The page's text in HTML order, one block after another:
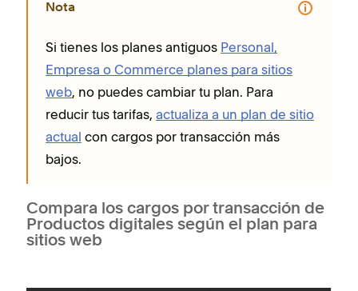
Nota
Si tienes los planes antiguos Personal,
Empresa o Commerce planes para sitios
web, no puedes cambiar tu plan. Para
reducir tus tarifas, actualiza a un plan de sitio
actual con cargos por transacción más
bajos.
Compara los cargos por transacción de
Productos digitales según el plan para
sitios web